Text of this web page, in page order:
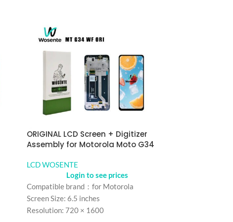
ORIGINAL LCD Screen + Digitizer
Assembly for Motorola Moto G34
LCD WOSENTE
Login to see prices
Compatible brand：for Motorola
Screen Size: 6.5 inches
Resolution: 720 × 1600